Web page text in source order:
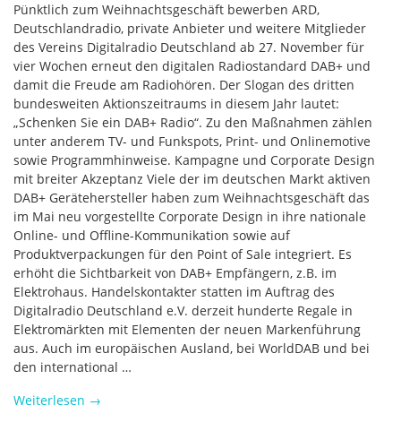
Pünktlich zum Weihnachtsgeschäft bewerben ARD,
Deutschlandradio, private Anbieter und weitere Mitglieder
des Vereins Digitalradio Deutschland ab 27. November für
vier Wochen erneut den digitalen Radiostandard DAB+ und
damit die Freude am Radiohören. Der Slogan des dritten
bundesweiten Aktionszeitraums in diesem Jahr lautet:
„Schenken Sie ein DAB+ Radio“. Zu den Maßnahmen zählen
unter anderem TV- und Funkspots, Print- und Onlinemotive
sowie Programmhinweise. Kampagne und Corporate Design
mit breiter Akzeptanz Viele der im deutschen Markt aktiven
DAB+ Gerätehersteller haben zum Weihnachtsgeschäft das
im Mai neu vorgestellte Corporate Design in ihre nationale
Online- und Offline-Kommunikation sowie auf
Produktverpackungen für den Point of Sale integriert. Es
erhöht die Sichtbarkeit von DAB+ Empfängern, z.B. im
Elektrohaus. Handelskontakter statten im Auftrag des
Digitalradio Deutschland e.V. derzeit hunderte Regale in
Elektromärkten mit Elementen der neuen Markenführung
aus. Auch im europäischen Ausland, bei WorldDAB und bei
den international …
Weiterlesen →